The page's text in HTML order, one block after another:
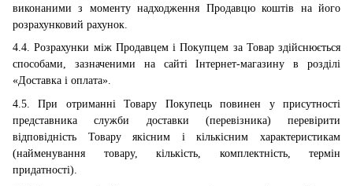
виконаними з моменту надходження Продавцю коштів на його
розрахунковий рахунок.
4.4. Розрахунки між Продавцем і Покупцем за Товар здійснюється
способами, зазначеними на сайті Інтернет-магазину в розділі
«Доставка і оплата».
4.5. При отриманні Товару Покупець повинен у присутності
представника служби доставки (перевізника) перевірити
відповідність Товару якісним і кількісним характеристикам
(найменування товару, кількість, комплектність, термін
придатності).